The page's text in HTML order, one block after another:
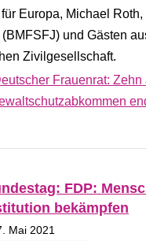
Europa, Michael
und Gästen
Zivilgesellschaft.
Frauenrat: Zehn
FDP:
bekämpfen
Mai 2021